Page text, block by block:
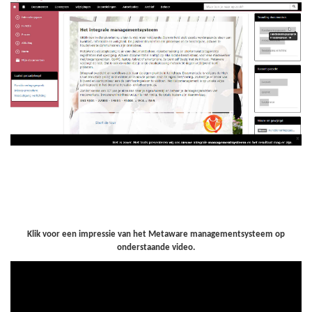
Klik voor een impressie van het Metaware managementsysteem op
onderstaande video.